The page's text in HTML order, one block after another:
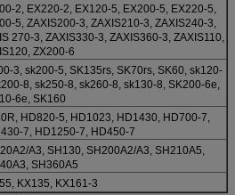
2, EX220-2, EX120-5, EX200-5, EX220-5,
5, ZAXIS200-3, ZAXIS210-3, ZAXIS240-3,
270-3, ZAXIS330-3, ZAXIS360-3, ZAXIS110,
ZX200-6
3, sk200-5, SK135rs, SK70rs, SK60, sk120-
8, sk250-8, sk260-8, sk130-8, SK200-6e,
6e, SK160
HD820-5, HD1023, HD1430, HD700-7,
7, HD1250-7, HD450-7
A3, SH130, SH200A2/A3, SH210A5,
SH360A5
KX135, KX161-3